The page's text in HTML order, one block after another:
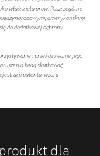
właściciela praw. Poszczególne
amerykańskimi
do dodatkowej ochrony
i przekazywanie jego
będą skutkować
patentu, wzoru
dla